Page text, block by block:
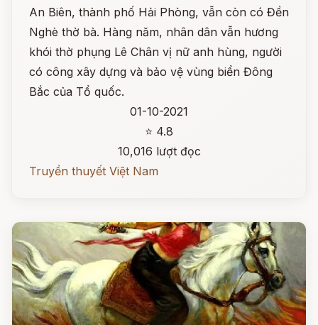
An Biên, thành phố Hải Phòng, vẫn còn có Đền
Nghè thờ bà. Hàng năm, nhân dân vẫn hương
khói thờ phụng Lê Chân vị nữ anh hùng, người
có công xây dựng và bảo vệ vùng biển Đông
Bắc của Tổ quốc.
01-10-2021
⭐ 4.8
10,016 lượt đọc
Truyền thuyết Việt Nam